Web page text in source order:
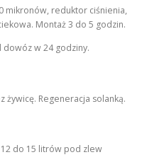
mikronów, reduktor ciśnienia,
Montaż 3 do 5 godzin.
dowóz w 24 godziny.
żywicę. Regeneracja solanką.
do 15 litrów pod zlew